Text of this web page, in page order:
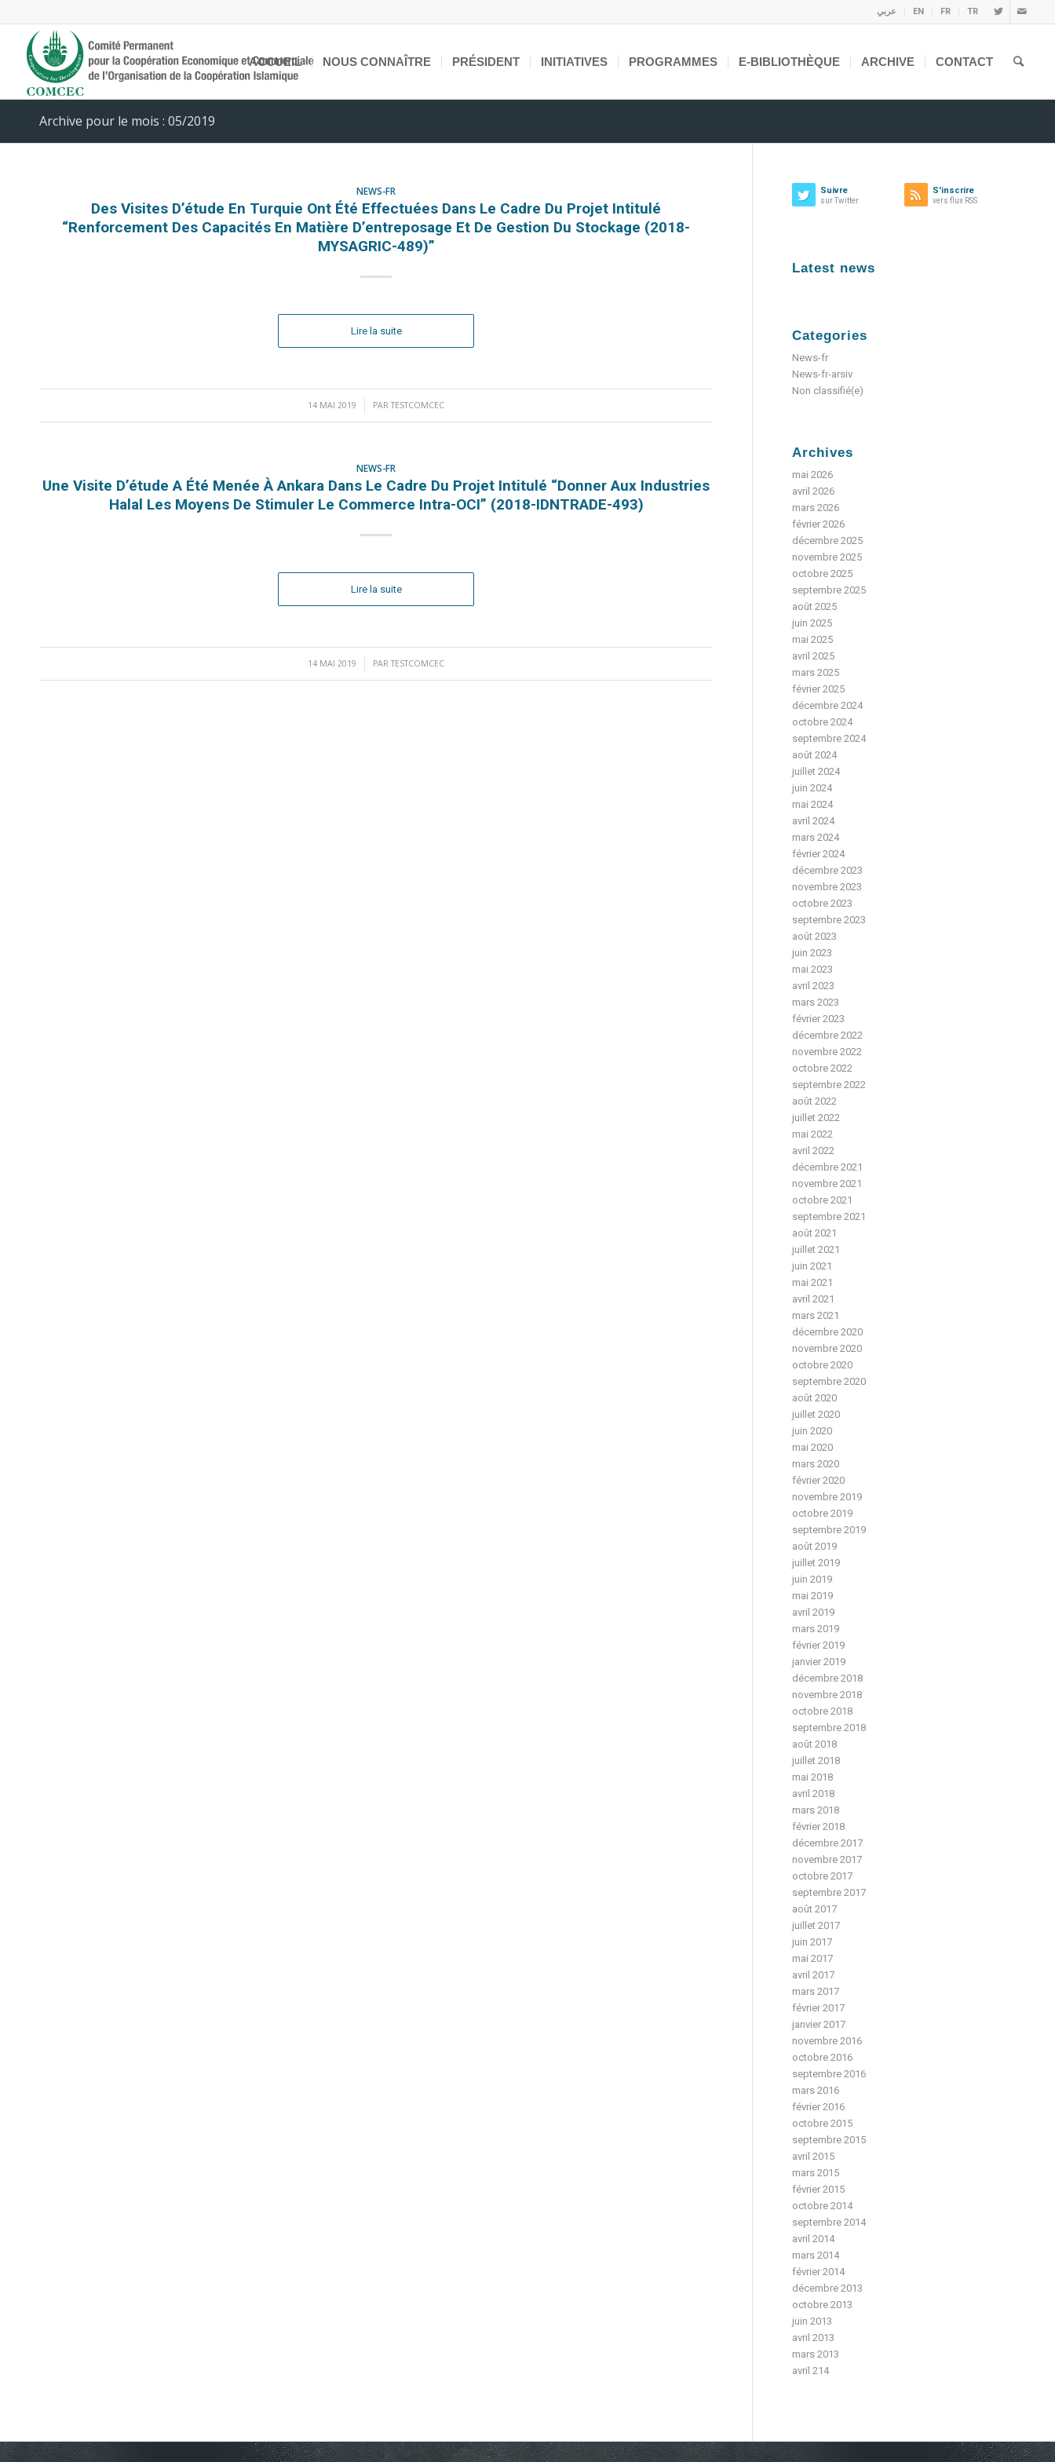
عربي EN FR TR
ACCUEIL NOUS CONNAÎTRE PRÉSIDENT INITIATIVES PROGRAMMES E-BIBLIOTHÈQUE ARCHIVE CONTACT
Archive pour le mois : 05/2019
NEWS-FR
Des Visites D’étude En Turquie Ont Été Effectuées Dans Le Cadre Du Projet Intitulé
“Renforcement Des Capacités En Matière D’entreposage Et De Gestion Du Stockage (2018-
MYSAGRIC-489)”
Lire la suite
14 MAI 2019
/ PARTESTCOMCEC
NEWS-FR
Une Visite D’étude A Été Menée À Ankara Dans Le Cadre Du Projet Intitulé “Donner Aux Industries
Halal Les Moyens De Stimuler Le Commerce Intra-OCI” (2018-IDNTRADE-493)
Lire la suite
14 MAI 2019
/ PARTESTCOMCEC
Suivre
sur Twitter
S'inscrire
vers flux RSS
Latest news
Categories
News-fr
News-fr-arsiv
Non classifié(e)
Archives
mai 2026
avril 2026
mars 2026
février 2026
décembre 2025
novembre 2025
octobre 2025
septembre 2025
août 2025
juin 2025
mai 2025
avril 2025
mars 2025
février 2025
décembre 2024
octobre 2024
septembre 2024
août 2024
juillet 2024
juin 2024
mai 2024
avril 2024
mars 2024
février 2024
décembre 2023
novembre 2023
octobre 2023
septembre 2023
août 2023
juin 2023
mai 2023
avril 2023
mars 2023
février 2023
décembre 2022
novembre 2022
octobre 2022
septembre 2022
août 2022
juillet 2022
mai 2022
avril 2022
décembre 2021
novembre 2021
octobre 2021
septembre 2021
août 2021
juillet 2021
juin 2021
mai 2021
avril 2021
mars 2021
décembre 2020
novembre 2020
octobre 2020
septembre 2020
août 2020
juillet 2020
juin 2020
mai 2020
mars 2020
février 2020
novembre 2019
octobre 2019
septembre 2019
août 2019
juillet 2019
juin 2019
mai 2019
avril 2019
mars 2019
février 2019
janvier 2019
décembre 2018
novembre 2018
octobre 2018
septembre 2018
août 2018
juillet 2018
mai 2018
avril 2018
mars 2018
février 2018
décembre 2017
novembre 2017
octobre 2017
septembre 2017
août 2017
juillet 2017
juin 2017
mai 2017
avril 2017
mars 2017
février 2017
janvier 2017
novembre 2016
octobre 2016
septembre 2016
mars 2016
février 2016
octobre 2015
septembre 2015
avril 2015
mars 2015
février 2015
octobre 2014
septembre 2014
avril 2014
mars 2014
février 2014
décembre 2013
octobre 2013
juin 2013
avril 2013
mars 2013
avril 214